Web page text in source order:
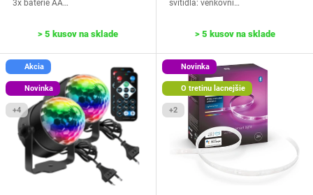
3x baterie AA…
> 5 kusov na sklade
svítidla: venkovní…
> 5 kusov na sklade
Akcia
Novinka
+4
Novinka
O tretinu lacnejšie
+2